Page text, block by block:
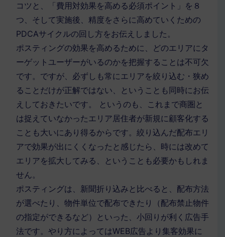
コツと、「費用対効果を高める必須ポイント」を８
つ、そして実施後、精度をさらに高めていくための
PDCAサイクルの回し方をお伝えしました。
ポスティングの効果を高めるために、どのエリアにタ
ーゲットユーザーがいるのかを把握することは不可欠
です。ですが、必ずしも常にエリアを絞り込む・狭め
ることだけが正解ではない、ということも同時にお伝
えしておきたいです。 というのも、これまで商圏と
は捉えていなかったエリア居住者が新規に顧客化する
ことも大いにあり得るからです。絞り込んだ配布エリ
アで効果が出にくくなったと感じたら、時には改めて
エリアを拡大してみる、ということも必要かもしれま
せん。
ポスティングは、新聞折り込みと比べると、配布方法
が選べたり、物件単位で配布できたり（配布禁止物件
の指定ができるなど）といった、小回りが利く広告手
法です。やり方によってはWEB広告より集客効果に